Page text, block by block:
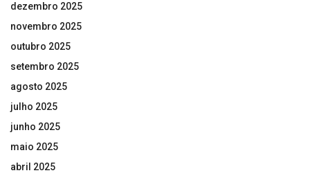
dezembro 2025
novembro 2025
outubro 2025
setembro 2025
agosto 2025
julho 2025
junho 2025
maio 2025
abril 2025